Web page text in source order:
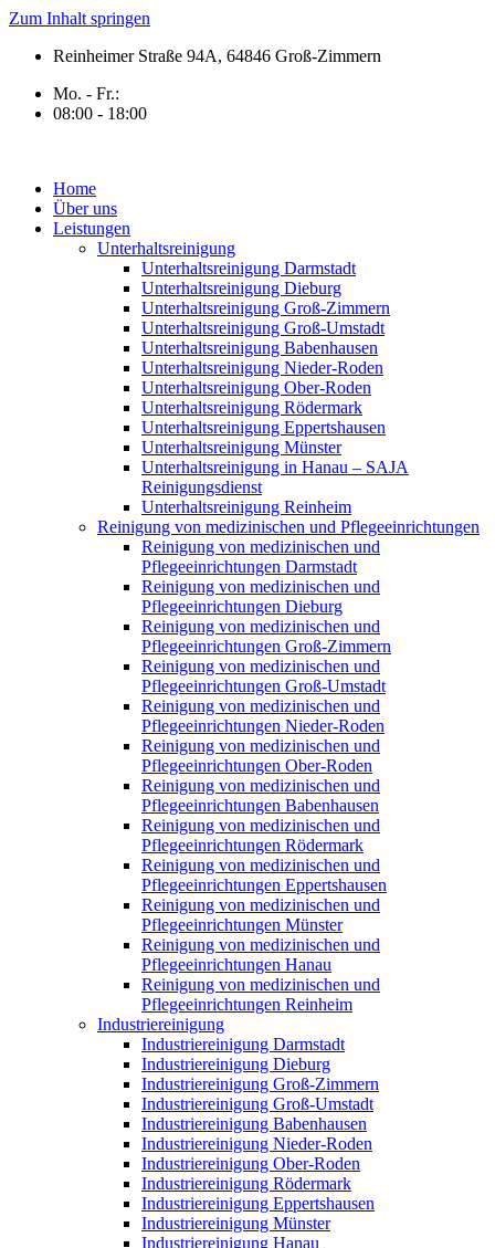
Zum Inhalt springen
Reinheimer Straße 94A, 64846 Groß-Zimmern
Mo. - Fr.:
08:00 - 18:00
Home
Über uns
Leistungen
Unterhaltsreinigung
Unterhaltsreinigung Darmstadt
Unterhaltsreinigung Dieburg
Unterhaltsreinigung Groß-Zimmern
Unterhaltsreinigung Groß-Umstadt
Unterhaltsreinigung Babenhausen
Unterhaltsreinigung Nieder-Roden
Unterhaltsreinigung Ober-Roden
Unterhaltsreinigung Rödermark
Unterhaltsreinigung Eppertshausen
Unterhaltsreinigung Münster
Unterhaltsreinigung in Hanau – SAJA
Reinigungsdienst
Unterhaltsreinigung Reinheim
Reinigung von medizinischen und Pflegeeinrichtungen
Reinigung von medizinischen und
Pflegeeinrichtungen Darmstadt
Reinigung von medizinischen und
Pflegeeinrichtungen Dieburg
Reinigung von medizinischen und
Pflegeeinrichtungen Groß-Zimmern
Reinigung von medizinischen und
Pflegeeinrichtungen Groß-Umstadt
Reinigung von medizinischen und
Pflegeeinrichtungen Nieder-Roden
Reinigung von medizinischen und
Pflegeeinrichtungen Ober-Roden
Reinigung von medizinischen und
Pflegeeinrichtungen Babenhausen
Reinigung von medizinischen und
Pflegeeinrichtungen Rödermark
Reinigung von medizinischen und
Pflegeeinrichtungen Eppertshausen
Reinigung von medizinischen und
Pflegeeinrichtungen Münster
Reinigung von medizinischen und
Pflegeeinrichtungen Hanau
Reinigung von medizinischen und
Pflegeeinrichtungen Reinheim
Industriereinigung
Industriereinigung Darmstadt
Industriereinigung Dieburg
Industriereinigung Groß-Zimmern
Industriereinigung Groß-Umstadt
Industriereinigung Babenhausen
Industriereinigung Nieder-Roden
Industriereinigung Ober-Roden
Industriereinigung Rödermark
Industriereinigung Eppertshausen
Industriereinigung Münster
Industriereinigung Hanau